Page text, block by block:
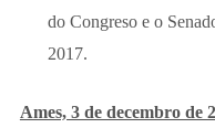
do Congreso e o
2017.
Ames, 3 de decembro de